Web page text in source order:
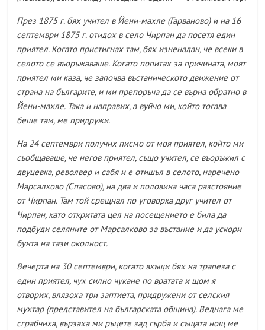
През 1875 г. бях учител в Йени-махле (Гарваново) и на 16
септември 1875 г. отидох в село Чирпан да посетя един
приятел. Когато пристигнах там, бях изненадан, че всеки в
селото се въоръжаваше. Когато попитах за причината, моят
приятел ми каза, че започва въстаническото движение от
страна на българите, и ми препоръча да се върна обратно в
Йени-махле. Така и направих, а вуйчо ми, който тогава
беше там, ме придружи.
На 24 септември получих писмо от моя приятел, който ми
съобщаваше, че негов приятел, също учител, се въоръжил с
двуцевка, револвер и сабя и е отишъл в селото, наречено
Марсалково (Спасово), на два и половина часа разстояние
от Чирпан. Там той срещнал по уговорка друг учител от
Чирпан, като откритата цел на посещението е била да
подбуди селяните от Марсалково за въстание и да ускори
бунта на тази околност.
Вечерта на 30 септември, когато вкъщи бях на трапеза с
един приятел, чух силно чукане по вратата и щом я
отворих, влязоха три заптиета, придружени от селския
мухтар (представител на българската община). Веднага ме
сграбчиха, вързаха ми ръцете зад гърба и същата нощ ме